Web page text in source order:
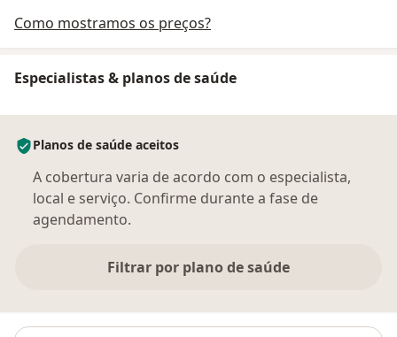
Como mostramos os preços?
Especialistas & planos de saúde
Planos de saúde aceitos
A cobertura varia de acordo com o especialista,
local e serviço. Confirme durante a fase de
agendamento.
Filtrar por plano de saúde